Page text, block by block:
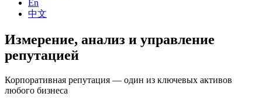
En
中文
Измерение, анализ и управление
репутацией
Корпоративная репутация — один из ключевых активов
любого бизнеса